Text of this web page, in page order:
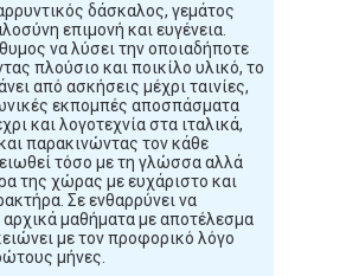
δάσκαλος, γεμάτος
επιμονή και ευγένεια.
να λύσει την οποιαδήποτε
πλούσιο και ποικίλο υλικό, το
από ασκήσεις μέχρι ταινίες,
εκπομπές αποσπάσματα
και λογοτεχνία στα ιταλικά,
παρακινώντας τον κάθε
τόσο με τη γλώσσα αλλά
της χώρας με ευχάριστο και
Σε ενθαρρύνει να
αρχικά μαθήματα με αποτέλεσμα
με τον προφορικό λόγο
μήνες.